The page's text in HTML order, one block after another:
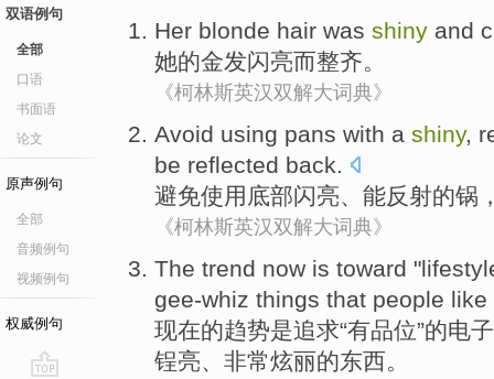
双语例句
全部
口语
书面语
论文
原声例句
全部
音频例句
视频例句
权威例句
Her blonde hair was shiny and
她的金发闪亮而整齐。
《柯林斯英汉双解大词典》
Avoid using pans with a shiny,
be reflected back.
避免使用 底部闪亮、能反射的锅
《柯林斯英汉双解大词典》
The trend now is toward "
gee-whiz things that people
现在的趋势是追求“有品位”的电
锃亮 、非常炫丽的东西。